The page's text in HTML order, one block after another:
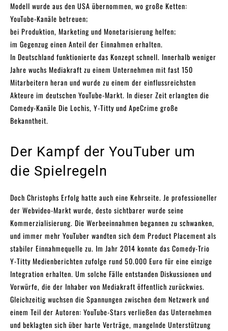
Modell wurde aus den USA übernommen, wo große Ketten:
YouTube-Kanäle betreuen;
bei Produktion, Marketing und Monetarisierung helfen;
im Gegenzug einen Anteil der Einnahmen erhalten.
In Deutschland funktionierte das Konzept schnell. Innerhalb weniger
Jahre wuchs Mediakraft zu einem Unternehmen mit fast 150
Mitarbeitern heran und wurde zu einem der einflussreichsten
Akteure im deutschen YouTube-Markt. In dieser Zeit erlangten die
Comedy-Kanäle Die Lochis, Y-Titty und ApeCrime große
Bekanntheit.
Der Kampf der YouTuber um
die Spielregeln
Doch Christophs Erfolg hatte auch eine Kehrseite. Je professioneller
der Webvideo-Markt wurde, desto sichtbarer wurde seine
Kommerzialisierung. Die Werbeeinnahmen begannen zu schwanken,
und immer mehr YouTuber wandten sich dem Product Placement als
stabiler Einnahmequelle zu. Im Jahr 2014 konnte das Comedy-Trio
Y-Titty Medienberichten zufolge rund 50.000 Euro für eine einzige
Integration erhalten. Um solche Fälle entstanden Diskussionen und
Vorwürfe, die der Inhaber von Mediakraft öffentlich zurückwies.
Gleichzeitig wuchsen die Spannungen zwischen dem Netzwerk und
einem Teil der Autoren: YouTube-Stars verließen das Unternehmen
und beklagten sich über harte Verträge, mangelnde Unterstützung